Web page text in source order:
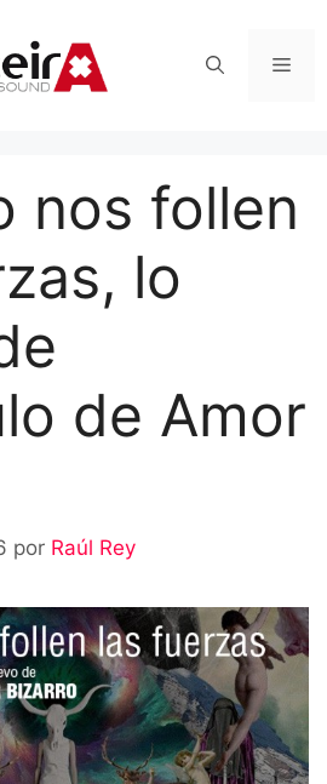
nos follen
lo
de Amor
por Raúl Rey